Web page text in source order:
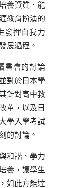
養資質．能
教育扮演的
發揮自我力
展過程。
會的討論
對於日本學
針對高中教
革，以及日
學入學考試
的討論。
和諧，學力
養，讓學生
如此方能達